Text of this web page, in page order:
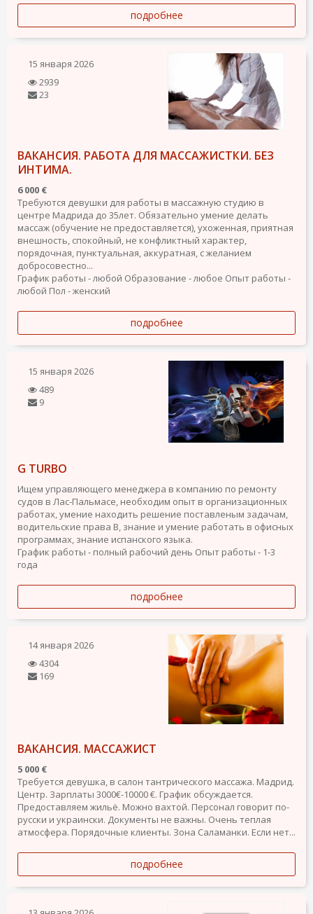
подробнее
15 января 2026
2939
23
ВАКАНСИЯ. РАБОТА ДЛЯ МАССАЖИСТКИ. БЕЗ
ИНТИМА.
6 000 €
Требуются девушки для работы в массажную студию в
центре Мадрида до 35лет. Обязательно умение делать
массаж (обучение не предоставляется), ухоженная, приятная
внешность, спокойный, не конфликтный характер,
порядочная, пунктуальная, аккуратная, с желанием
добросовестно...
График работы - любой Образование - любое Опыт работы -
любой Пол - женский
подробнее
15 января 2026
489
9
G TURBO
Ищем управляющего менеджера в компанию по ремонту
судов в Лас-Пальмасе, необходим опыт в организационных
работах, умение находить решение поставленым задачам,
водительские права В, знание и умение работать в офисных
программах, знание испанского языка.
График работы - полный рабочий день Опыт работы - 1-3
года
подробнее
14 января 2026
4304
169
ВАКАНСИЯ. МАССАЖИСТ
5 000 €
Требуется девушка, в салон тантрического массажа. Мадрид.
Центр. Зарплаты 3000€-10000 €. График обсуждается.
Предоставляем жильё. Можно вахтой. Персонал говорит по-
русски и украински. Документы не важны. Очень теплая
атмосфера. Порядочные клиенты. Зона Саламанки. Если нет...
подробнее